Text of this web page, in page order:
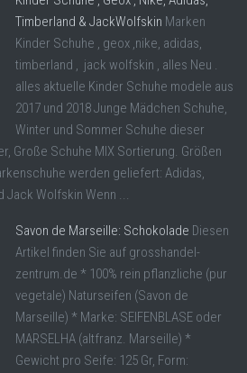
Timberland & JackWolfskin Marken
Kinder Schuhe , geox ,nike, adidas,
timberland , jack wolfskin , alles Neu .
alles aktuelle Kinder Schuhe modele aus
2017 und 2018 Junge Mädchen Schuhe,
Winter und Sommer Schuhe dieser
Große Schuhe MIX Sortierung. Größen
werden geliefert: Adidas,
Jack Wolfskin Wenn ...
Savon de Marseille: Schokolade Diesen
Artikel finden Sie auf grosshandel-
zentrum.de * 100% rein pflanzliche (pur
vegetale) Naturseifen (Savon de
Marseille) * Marke: SEIFENBLASE oder
MARSELHA (altfranz. Marseille) *
Gewicht pro Seife: 125 Gr, Form: